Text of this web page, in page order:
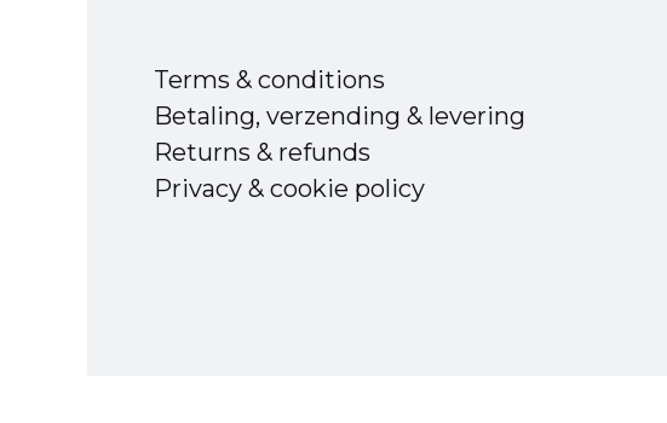
Terms & conditions
Betaling, verzending & levering
Returns & refunds
Privacy & cookie policy